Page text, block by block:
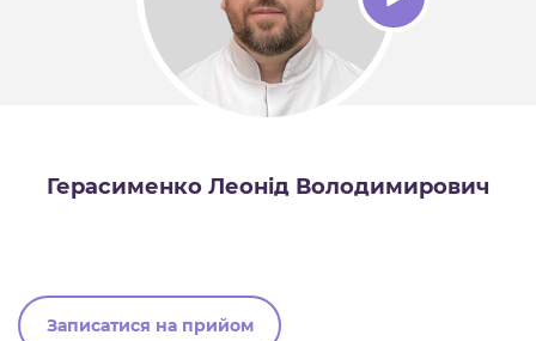
Герасименко Леонід Володимирович
Записатися на прийом